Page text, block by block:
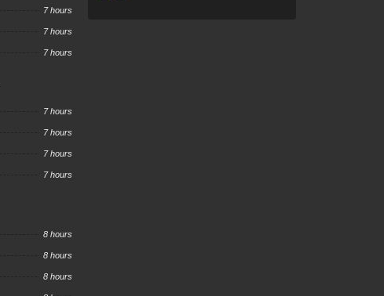
7 hours
7 hours
7 hours
7 hours
7 hours
7 hours
7 hours
8 hours
8 hours
8 hours